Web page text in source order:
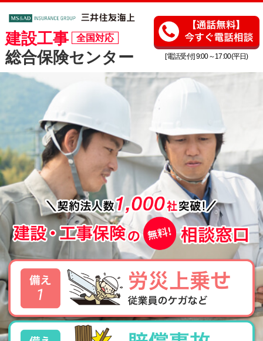
建設工事 全国対応
総合保険センター [電話受付] 9:00～17:00(平日)